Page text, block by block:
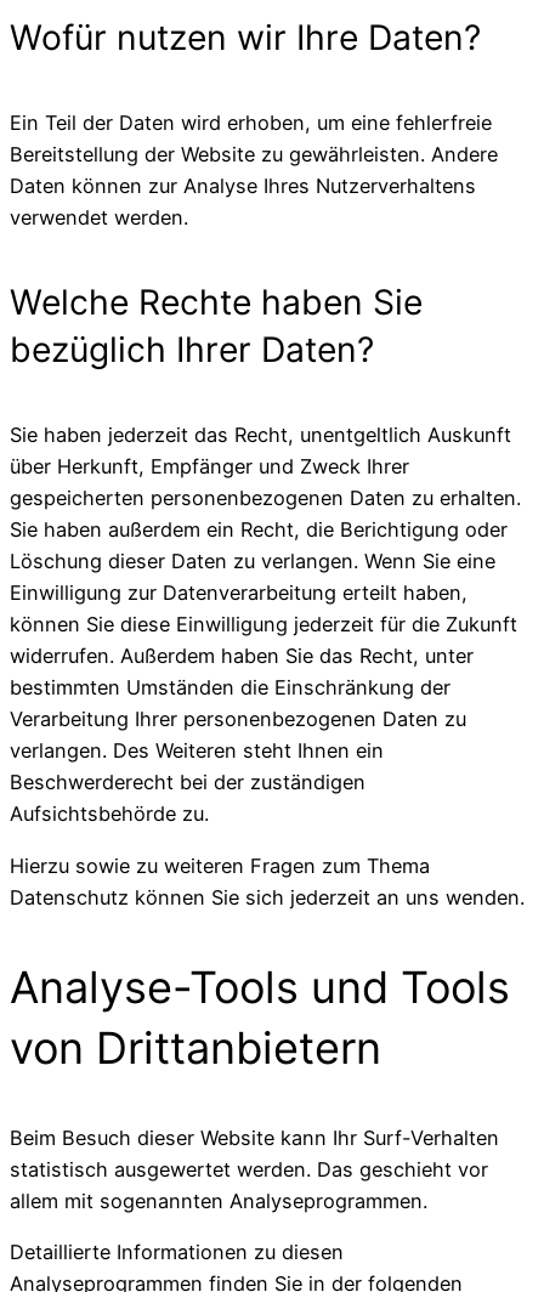
Wofür nutzen wir Ihre Daten?
Ein Teil der Daten wird erhoben, um eine fehlerfreie
Bereitstellung der Website zu gewährleisten. Andere
Daten können zur Analyse Ihres Nutzerverhaltens
verwendet werden.
Welche Rechte haben Sie
bezüglich Ihrer Daten?
Sie haben jederzeit das Recht, unentgeltlich Auskunft
über Herkunft, Empfänger und Zweck Ihrer
gespeicherten personenbezogenen Daten zu erhalten.
Sie haben außerdem ein Recht, die Berichtigung oder
Löschung dieser Daten zu verlangen. Wenn Sie eine
Einwilligung zur Datenverarbeitung erteilt haben,
können Sie diese Einwilligung jederzeit für die Zukunft
widerrufen. Außerdem haben Sie das Recht, unter
bestimmten Umständen die Einschränkung der
Verarbeitung Ihrer personenbezogenen Daten zu
verlangen. Des Weiteren steht Ihnen ein
Beschwerderecht bei der zuständigen
Aufsichtsbehörde zu.
Hierzu sowie zu weiteren Fragen zum Thema
Datenschutz können Sie sich jederzeit an uns wenden.
Analyse-Tools und Tools
von Dritt­anbietern
Beim Besuch dieser Website kann Ihr Surf-Verhalten
statistisch ausgewertet werden. Das geschieht vor
allem mit sogenannten Analyseprogrammen.
Detaillierte Informationen zu diesen
Analyseprogrammen finden Sie in der folgenden